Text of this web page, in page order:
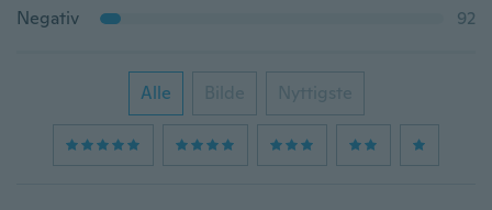
Negativ
92
Alle Bilde Nyttigste